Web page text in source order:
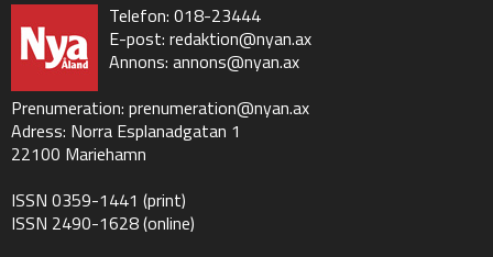
Telefon: 018-23444
E-post: redaktion@nyan.ax
Annons: annons@nyan.ax
Prenumeration: prenumeration@nyan.ax
Adress: Norra Esplanadgatan 1
22100 Mariehamn
ISSN 0359-1441 (print)
ISSN 2490-1628 (online)